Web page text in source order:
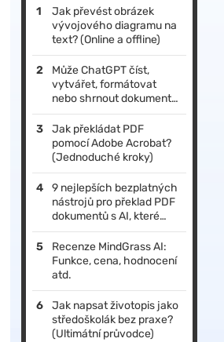
Jak převést obrázek
vývojového diagramu na
text? (Online a offline)
Může ChatGPT číst,
vytvářet, formátovat
nebo shrnout dokument
Word?
Jak překládat PDF
pomocí Adobe Acrobat?
(Jednoduché kroky)
9 nejlepších bezplatných
nástrojů pro překlad PDF
dokumentů s AI, které
potřebujete v roce 2026
Recenze MindGrass AI:
Funkce, cena, hodnocení
atd.
Jak napsat životopis jako
středoškolák bez praxe?
(Ultimátní průvodce)